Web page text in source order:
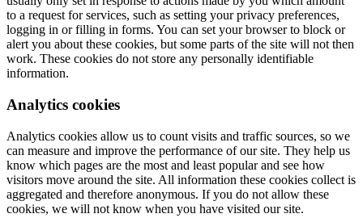
to a request for services, such as setting your privacy preferences,
logging in or filling in forms. You can set your browser to block or
alert you about these cookies, but some parts of the site will not then
work. These cookies do not store any personally identifiable
information.
Analytics cookies
Analytics cookies allow us to count visits and traffic sources, so we
can measure and improve the performance of our site. They help us
know which pages are the most and least popular and see how
visitors move around the site. All information these cookies collect is
aggregated and therefore anonymous. If you do not allow these
cookies, we will not know when you have visited our site.